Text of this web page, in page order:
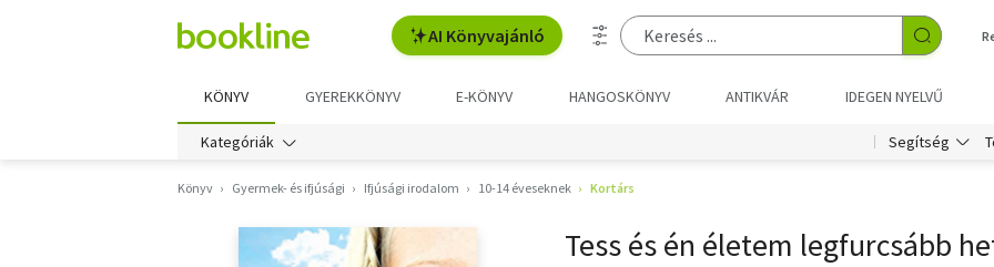
AI Könyvajánló
KÖNYV GYEREKKÖNYV E-KÖNYV HANGOSKÖNYV ANTIKVÁR IDEGEN NYELVŰ
Kategóriák Segítség
Könyv Gyermek- és ifjúsági Ifjúsági irodalom 10-14 éveseknek Kortárs
Tess és én életem legfurcsább